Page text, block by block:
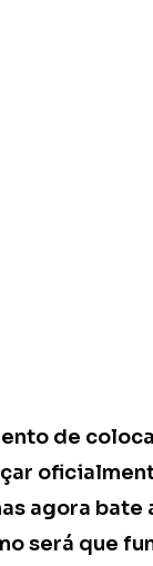
de
agora bate
será que